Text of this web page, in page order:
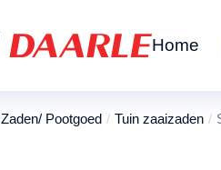
Home
Zaden/ Pootgoed Tuin zaaizaden